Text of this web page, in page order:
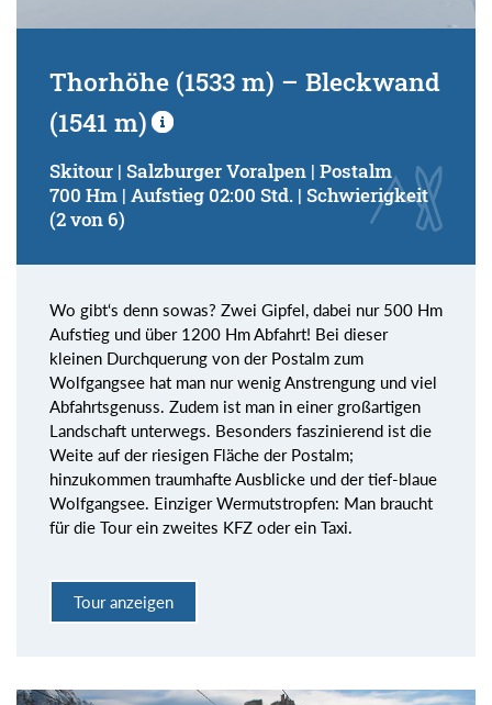
Thorhöhe (1533 m) – Bleckwand
(1541 m)
Skitour | Salzburger Voralpen | Postalm
700 Hm | Aufstieg 02:00 Std. | Schwierigkeit
(2 von 6)
Wo gibt‘s denn sowas? Zwei Gipfel, dabei nur 500 Hm
Aufstieg und über 1200 Hm Abfahrt! Bei dieser
kleinen Durchquerung von der Postalm zum
Wolfgangsee hat man nur wenig Anstrengung und viel
Abfahrtsgenuss. Zudem ist man in einer großartigen
Landschaft unterwegs. Besonders faszinierend ist die
Weite auf der riesigen Fläche der Postalm;
hinzukommen traumhafte Ausblicke und der tief-blaue
Wolfgangsee. Einziger Wermutstropfen: Man braucht
für die Tour ein zweites KFZ oder ein Taxi.
Tour anzeigen